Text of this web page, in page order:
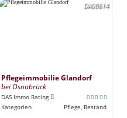
DA00614
Pflegeimmobilie Glandorf
bei Osnabrück
DAS Immo Rating
Kategorien
Pflege, Bestand